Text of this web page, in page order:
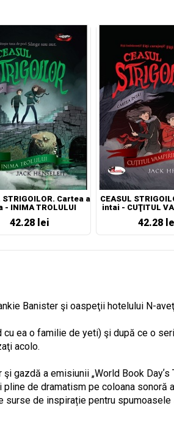
STRIGOILOR. Cartea a
- INIMA TROLULUI
42.28 lei
CEASUL
intai - CUŢITUL
42.28
Banister şi oaspeţii hotelului N-
cu ea o familie de yeti) şi după ce o
acolo.
a emisiunii „World Book Dayʼs
de dramatism pe coloana
de inspirație pentru